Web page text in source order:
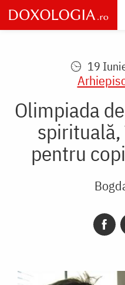
Skip
to
main
19
Olimpiada
pentru